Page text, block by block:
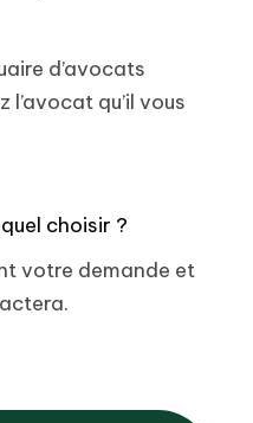
d’avocats
qu’il vous
choisir ?
votre demande et